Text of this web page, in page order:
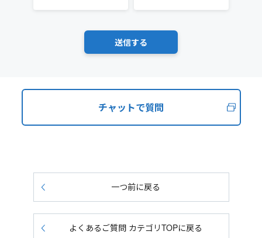
チャットで質問
一つ前に戻る
よくあるご質問 カテゴリTOPに戻る